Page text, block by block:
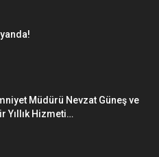
Müdürü Nevzat Güneş ve
Yıllık Hizmeti…